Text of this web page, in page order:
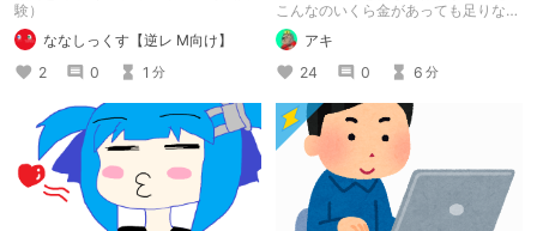
験）
ななしっくす【逆レ M向け】
2
0 1 分
こんなのいくら金があっても足りない
ぜ!
アキ
24
0 6 分